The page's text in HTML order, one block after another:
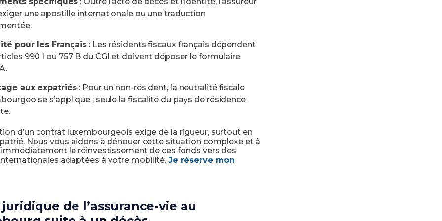
spécifiques: Outre l’acte de décès et l’identité, l’assureur
une apostille internationale ou une traduction
pour les Français: Les résidents fiscaux français dépendent
990 I ou 757 B du CGI et doivent déposer le formulaire
aux expatriés: Pour un non-résident, la neutralité fiscale
s’applique ; seule la fiscalité du pays de résidence
d’un contrat luxembourgeois exige de la rigueur, surtout en
Nous vous aidons à dénouer cette situation complexe et à
le réinvestissement de ces fonds vers des
adaptées à votre mobilité. Je réserve mon
de l’assurance-vie au